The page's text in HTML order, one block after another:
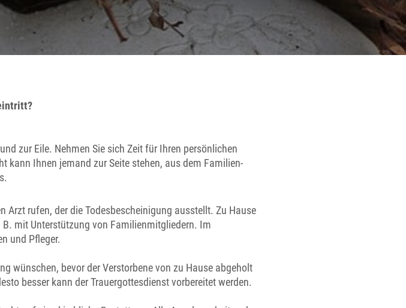
zur Eile. Nehmen Sie sich Zeit für Ihren persönlichen
kann Ihnen jemand zur Seite stehen, aus dem Familien-
Arzt rufen, der die Todesbescheinigung ausstellt. Zu Hause
mit Unterstützung von Familienmitgliedern. Im
und Pfleger.
wünschen, bevor der Verstorbene von zu Hause abgeholt
besser kann der Trauergottesdienst vorbereitet werden.